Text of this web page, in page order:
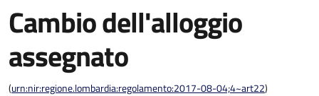
Cambio dell'alloggio
assegnato
(urn:nir:regione.lombardia:regolamento:2017-08-04;4~art22)